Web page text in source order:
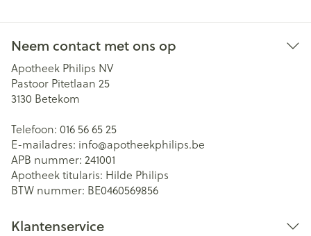
Neem contact met ons op
Apotheek Philips NV
Pastoor Pitetlaan 25
3130 Betekom
Telefoon: 016 56 65 25
E-mailadres: info@apotheekphilips.be
APB nummer: 241001
Apotheek titularis: Hilde Philips
BTW nummer: BE0460569856
Klantenservice